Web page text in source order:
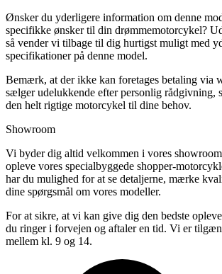
Ønsker du yderligere information om denne
specifikke ønsker til din drømmemotorcykel?
så vender vi tilbage til dig hurtigst muligt med
specifikationer på denne model.
Bemærk, at der ikke kan foretages betaling via
sælger udelukkende efter personlig rådgivning,
den helt rigtige motorcykel til dine behov.
Showroom
Vi byder dig altid velkommen i vores
opleve vores specialbyggede shopper-
har du mulighed for at se detaljerne, mærke
dine spørgsmål om vores modeller.
For at sikre, at vi kan give dig den bedste
du ringer i forvejen og aftaler en tid. Vi er
mellem kl. 9 og 14.